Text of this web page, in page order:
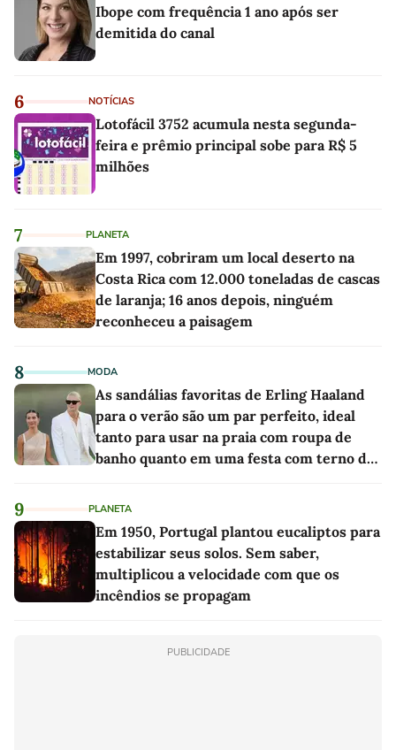
Ibope com frequência 1 ano após ser
demitida do canal
6 NOTÍCIAS
Lotofácil 3752 acumula nesta segunda-
feira e prêmio principal sobe para R$ 5
milhões
7 PLANETA
Em 1997, cobriram um local deserto na
Costa Rica com 12.000 toneladas de cascas
de laranja; 16 anos depois, ninguém
reconheceu a paisagem
8 MODA
As sandálias favoritas de Erling Haaland
para o verão são um par perfeito, ideal
tanto para usar na praia com roupa de
banho quanto em uma festa com terno de
9 PLANETA
Em 1950, Portugal plantou eucaliptos para
estabilizar seus solos. Sem saber,
multiplicou a velocidade com que os
incêndios se propagam
PUBLICIDADE